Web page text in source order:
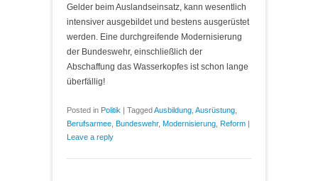
Gelder beim Auslandseinsatz, kann wesentlich
intensiver ausgebildet und bestens ausgerüstet
werden. Eine durchgreifende Modernisierung
der Bundeswehr, einschließlich der
Abschaffung das Wasserkopfes ist schon lange
überfällig!
Posted in Politik | TaggedAusbildung Ausrüstung
Berufsarmee Bundeswehr, Modernisierung Reform |
Leave a reply